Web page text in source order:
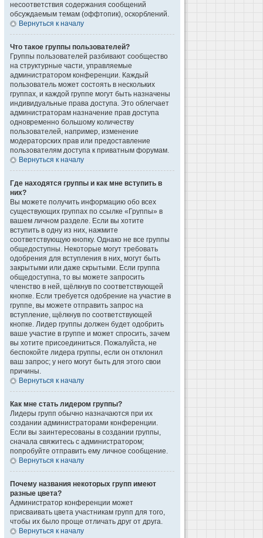
несоответствия содержания сообщений
обсуждаемым темам (оффтопик), оскорблений.
Вернуться к началу
Что такое группы пользователей?
Группы пользователей разбивают сообщество
на структурные части, управляемые
администратором конференции. Каждый
пользователь может состоять в нескольких
группах, и каждой группе могут быть назначены
индивидуальные права доступа. Это облегчает
администраторам назначение прав доступа
одновременно большому количеству
пользователей, например, изменение
модераторских прав или предоставление
пользователям доступа к приватным форумам.
Вернуться к началу
Где находятся группы и как мне вступить в
них?
Вы можете получить информацию обо всех
существующих группах по ссылке «Группы» в
вашем личном разделе. Если вы хотите
вступить в одну из них, нажмите
соответствующую кнопку. Однако не все группы
общедоступны. Некоторые могут требовать
одобрения для вступления в них, могут быть
закрытыми или даже скрытыми. Если группа
общедоступна, то вы можете запросить
членство в ней, щёлкнув по соответствующей
кнопке. Если требуется одобрение на участие в
группе, вы можете отправить запрос на
вступление, щёлкнув по соответствующей
кнопке. Лидер группы должен будет одобрить
ваше участие в группе и может спросить, зачем
вы хотите присоединиться. Пожалуйста, не
беспокойте лидера группы, если он отклонил
ваш запрос; у него могут быть для этого свои
причины.
Вернуться к началу
Как мне стать лидером группы?
Лидеры групп обычно назначаются при их
создании администраторами конференции.
Если вы заинтересованы в создании группы,
сначала свяжитесь с администратором;
попробуйте отправить ему личное сообщение.
Вернуться к началу
Почему названия некоторых групп имеют
разные цвета?
Администратор конференции может
присваивать цвета участникам групп для того,
чтобы их было проще отличать друг от друга.
Вернуться к началу